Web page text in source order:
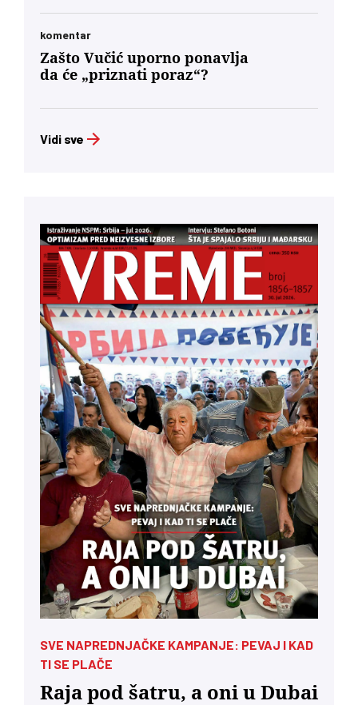
komentar
Zašto Vučić uporno ponavlja
da će „priznati poraz“?
Vidi sve
SVE NAPREDNJAČKE KAMPANJE: PEVAJ I KAD
TI SE PLAČE
Raja pod šatru, a oni u Dubai